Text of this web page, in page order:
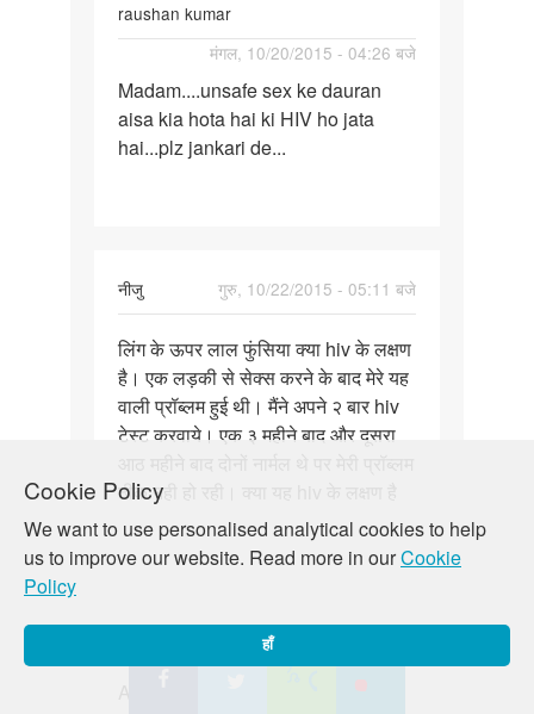
Cookie Policy
We want to use personalised analytical cookies to help
us to improve our website. Read more in ourCookie
Policy
हाँ
raushan kumar
मंगल, 10/20/2015 - 04:26 बजे
sex
ke
dauran
Madam....unsafe sex ke dauran
aisa kia hota hai ki HIV ho jata
hai...plz jankari de...
नीजु
गुरु, 10/22/2015 - 05:11 बजे
लिंग
के
ऊपर
लाल
क्या
लिंग के ऊपर लाल फुंसिया क्या hiv के लक्षण
है। एक लड़की से सेक्स करने के बाद मेरे यह
वाली प्रॉब्लम हुई थी। मैंने अपने २ बार hiv
टेस्ट करवाये। एक ३ महीने बाद और दूसरा
ठीक नही हो रही। क्या यह hiv के लक्षण है
randhir
शुक्र, 10/23/2015 - 03:09 बजे
पर्मालिंक
Auntiji maine apni partner ke muh